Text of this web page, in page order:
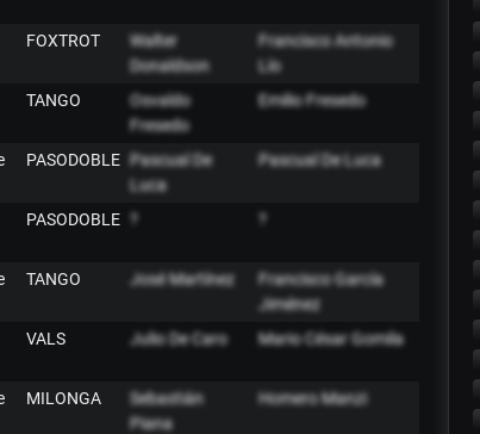
FOXTROT
Walter
Donaldson
Francisco Antonio
Lío
TANGO
Osvaldo
Fresedo
Emilio Fresedo
PASODOBLE Pascual De
Luca
Pascual De Luca
PASODOBLE ? ?
TANGO José Martínez
Francisco García
Jiménez
VALS Julio De Caro Mario César Gomila
MILONGA
Sebastián
Piana
Homero Manzi